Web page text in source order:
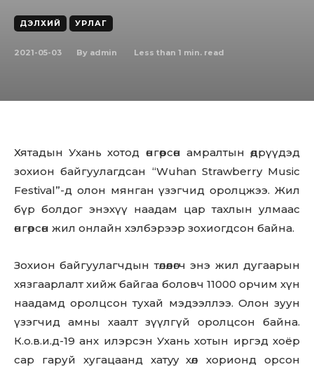
ДЭЛХИЙ УРЛАГ
2021-05-03 By admin Less than 1 min. read
Хятадын Ухань хотод өнгөрсөн амралтын өдрүүдэд
зохион байгуулагдсан “Wuhan Strawberry Music
Festival”-д олон мянган үзэгчид оролцжээ. Жил
бүр болдог энэхүү наадам цap тaxлын улмаас
өнгөрсөн жил онлайн хэлбэрээр зохиогдсон байна.
Зохион байгуулагчдын төлөөлөгч энэ жил дугаарын
хязгаарлалт хийж байгаа боловч 11000 орчим хүн
наадамд оролцсон тухай мэдээллээ. Олон зуун
үзэгчид амны хаалт зүүлгүй оролцсон байна.
К.о.в.и.д-19 анх илэрсэн Ухань хотын иргэд хоёр
сар гаруй хугацаанд xaтyy хөл хорионд орсон